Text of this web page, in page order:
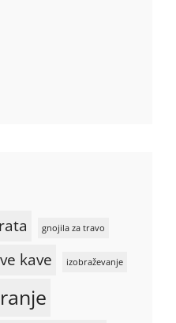
gnojila za travo
kave izobraževanje